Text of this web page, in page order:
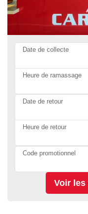
Date de collecte
Heure de ramassage
Date de retour
Heure de retour
Code promotionnel